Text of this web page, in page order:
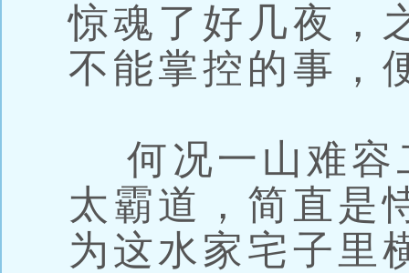
惊魂了好几夜，
不能掌控的事，
何况一山难容
太霸道，简直是
为这水家宅子里